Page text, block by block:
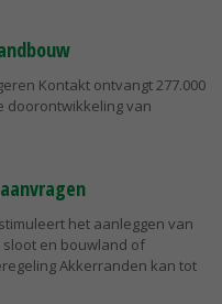
Kontakt ontvangt 277.000
doorontwikkeling van
het aanleggen van
en bouwland of
Akkerranden kan tot